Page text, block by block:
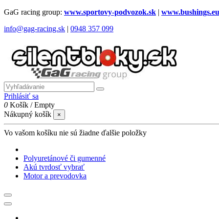
GaG racing group: www.sportovy-podvozok.sk | www.bushings.eu
info@gag-racing.sk | 0948 357 099
Prihlásiť sa
0 Košík /Empty
Nákupný košík
×
Vo vašom košíku nie sú žiadne ďalšie položky
Polyuretánové či gumenné
Akú tvrdosť vybrať
Motor a prevodovka